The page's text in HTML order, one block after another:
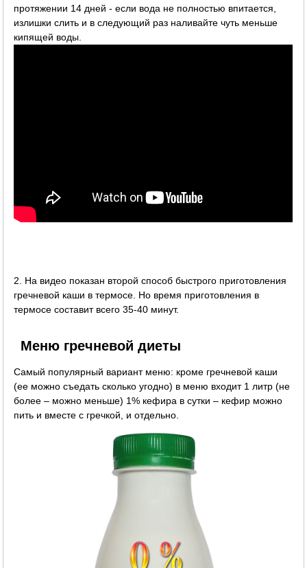
протяжении 14 дней - если вода не полностью впитается,
излишки слить и в следующий раз наливайте чуть меньше
кипящей воды.
2. На видео показан второй способ быстрого приготовления
гречневой каши в термосе. Но время приготовления в
термосе составит всего 35-40 минут.
Меню гречневой диеты
Самый популярный вариант меню: кроме гречневой каши
(ее можно съедать сколько угодно) в меню входит 1 литр (не
более – можно меньше) 1% кефира в сутки – кефир можно
пить и вместе с гречкой, и отдельно.